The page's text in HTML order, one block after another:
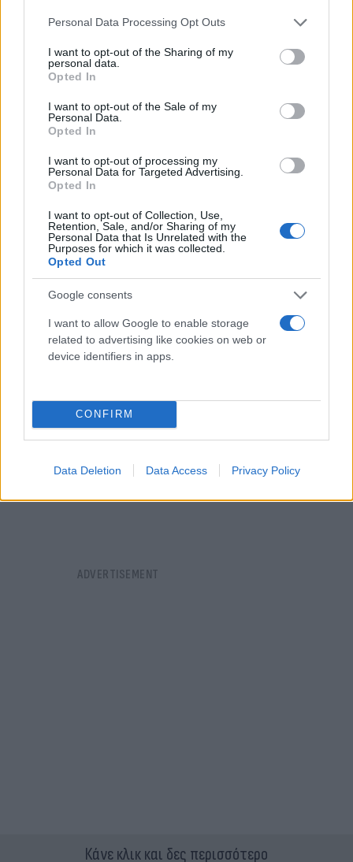
Please note that this website/app uses one or more Google
not limited to your visit or usage behaviour. You may click to
grant or deny consent to Google and its third-party tags to
use your data for below specified purposes in below Google
consent section.
Personal Data Processing Opt Outs
I want to opt-out of the Sharing of my
personal data.
Opted In
I want to opt-out of the Sale of my
Personal Data.
Opted In
I want to opt-out of processing my
Personal Data for Targeted Advertising.
Opted In
I want to opt-out of Collection, Use,
Retention, Sale, and/or Sharing of my
Personal Data that Is Unrelated with the
Purposes for which it was collected.
Opted Out
Google consents
I want to allow Google to enable storage
related to advertising like cookies on web or
device identifiers in apps.
CONFIRM
Data Deletion Data Access Privacy Policy
ιατροδικαστικά ευρήματα που έχουν διενεργηθεί,
εγκυρότητας των στοιχείων. Από τις φυλακές
Κορυδαλλού όπου κρατείται, ο 65χρονος επιμένει
σθεναρά στην αθωότητά του με την υπεράσπιση να
τονίζει πως η διαδικασία βρίσκεται ακόμη σε
Την ίδια ώρα, από την πλευρά της οικογένειας των
θυμάτων, οι πληροφορίες αναφέρουν ότι η αδελφή
της άτυχης 54χρονης έχει ήδη κινηθεί νομικά,
δηλώνοντας παράσταση προς υποστήριξη της
κατηγορίας (πολιτική αγωγή) για τη διπλή
ανθρωποκτονία.
Κάνε κλικ και δες περισσότερο